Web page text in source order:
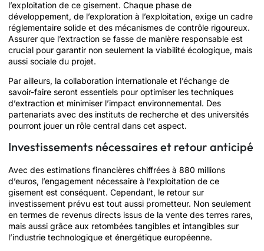
l’exploitation de ce gisement. Chaque phase de
développement, de l’exploration à l’exploitation, exige un cadre
réglementaire solide et des mécanismes de contrôle rigoureux.
Assurer que l’extraction se fasse de manière responsable est
crucial pour garantir non seulement la viabilité écologique, mais
aussi sociale du projet.
Par ailleurs, la collaboration internationale et l’échange de
savoir-faire seront essentiels pour optimiser les techniques
d’extraction et minimiser l’impact environnemental. Des
partenariats avec des instituts de recherche et des universités
pourront jouer un rôle central dans cet aspect.
Investissements nécessaires et retour anticipé
Avec des estimations financières chiffrées à 880 millions
d’euros, l’engagement nécessaire à l’exploitation de ce
gisement est conséquent. Cependant, le retour sur
investissement prévu est tout aussi prometteur. Non seulement
en termes de revenus directs issus de la vente des terres rares,
mais aussi grâce aux retombées tangibles et intangibles sur
l’industrie technologique et énergétique européenne.